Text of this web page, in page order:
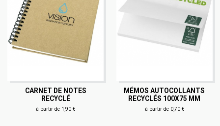
CARNET DE NOTES
RECYCLÉ
à partir de 1,90 €
MÉMOS AUTOCOLLANTS
RECYCLÉS 100X75 MM
à partir de 0,70 €